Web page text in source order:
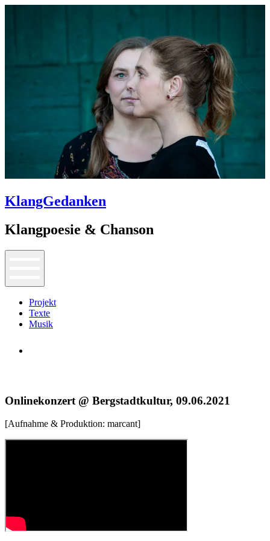
KlangGedanken
Klangpoesie & Chanson
Projekt
Texte
Musik
Onlinekonzert @ Bergstadtkultur, 09.06.2021
[Aufnahme & Produktion: marcant]